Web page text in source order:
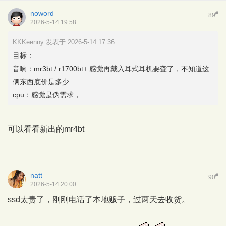
89#
noword
2026-5-14 19:58
KKKeenny 发表于 2026-5-14 17:36
目标：
音响：mr3bt / r1700bt+ 感觉再戴入耳式耳机要聋了，不知道这
俩东西底价是多少
cpu：感觉是伪需求， ...
可以看看新出的mr4bt
90#
natt
2026-5-14 20:00
ssd太贵了，刚刚电话了本地贩子，过两天去收货。